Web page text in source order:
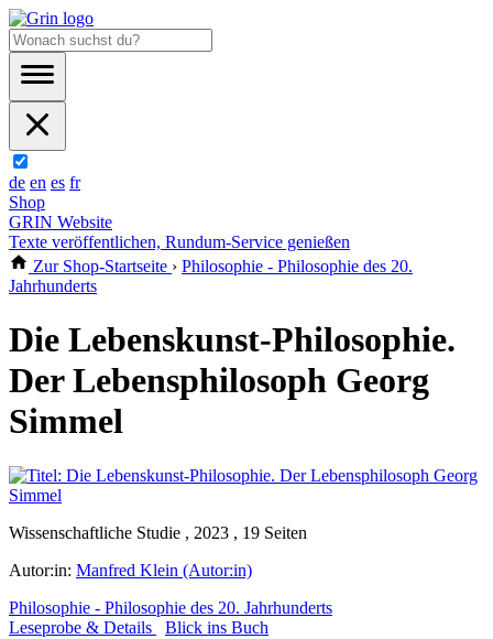
de en es fr
Shop
GRIN Website
Texte veröffentlichen, Rundum-Service genießen
Zur Shop-Startseite › Philosophie - Philosophie des 20.
Jahrhunderts
Die Lebenskunst-Philosophie.
Der Lebensphilosoph Georg
Simmel
Wissenschaftliche Studie , 2023 , 19 Seiten
Autor:in: Manfred Klein (Autor:in)
Philosophie - Philosophie des 20. Jahrhunderts
Leseprobe & Details
Blick ins Buch